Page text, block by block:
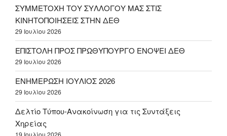
ΣΥΜΜΕΤΟΧΗ ΤΟΥ ΣΥΛΛΟΓΟΥ ΜΑΣ ΣΤΙΣ
ΚΙΝΗΤΟΠΟΙΗΣΕΙΣ ΣΤΗΝ ΔΕΘ
29 Ιουλίου 2026
ΕΠΙΣΤΟΛΗ ΠΡΟΣ ΠΡΩΘΥΠΟΥΡΓΟ ΕΝΟΨΕΙ ΔΕΘ
29 Ιουλίου 2026
ΕΝΗΜΕΡΩΣΗ ΙΟΥΛΙΟΣ 2026
29 Ιουλίου 2026
Δελτίο Τύπου-Ανακοίνωση για τις Συντάξεις
Χηρείας